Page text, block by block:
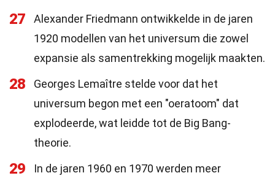
27
Alexander Friedmann ontwikkelde in de jaren
1920 modellen van het universum die zowel
expansie als samentrekking mogelijk maakten.
28
Georges Lemaître stelde voor dat het
universum begon met een "oeratoom" dat
explodeerde, wat leidde tot de Big Bang-
theorie.
29
In de jaren 1960 en 1970 werden meer